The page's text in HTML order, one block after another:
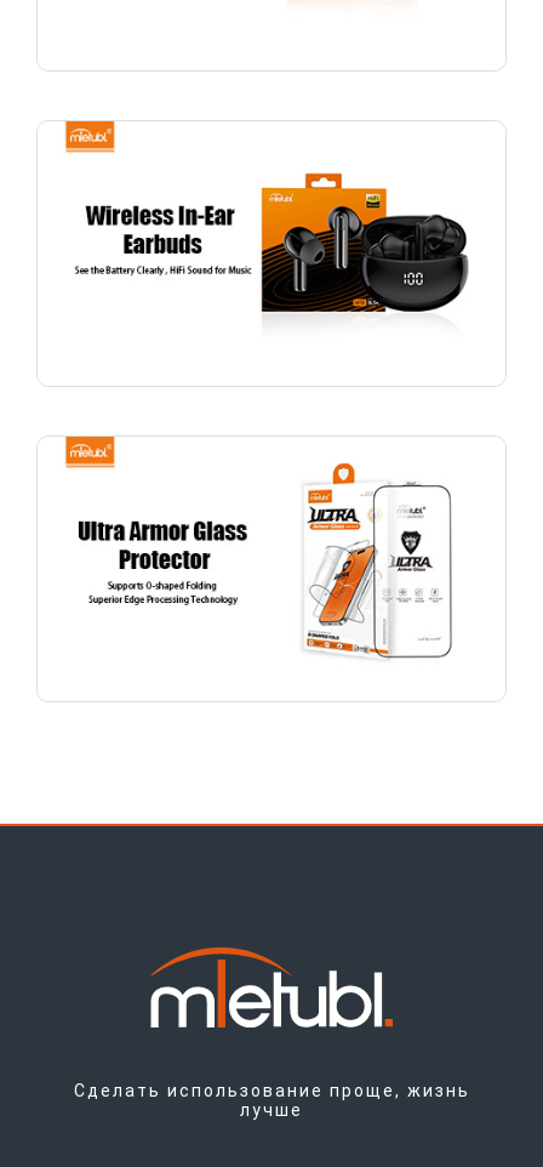
Сделать использование проще, жизнь
лучше